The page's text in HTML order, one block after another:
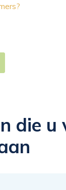
die u